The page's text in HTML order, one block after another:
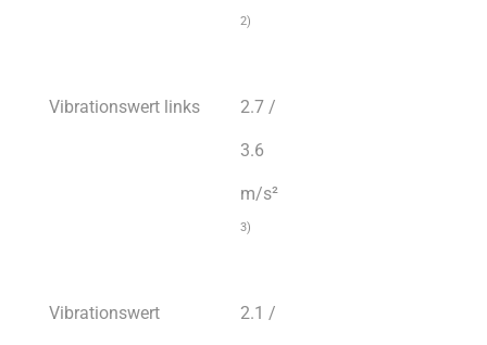
2)
Vibrationswert links 2.7 /
3.6
m/s²
3)
Vibrationswert 2.1 /